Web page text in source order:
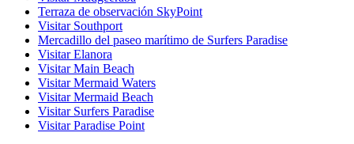
Terraza de observación SkyPoint
Visitar Southport
Mercadillo del paseo marítimo de Surfers Paradise
Visitar Elanora
Visitar Main Beach
Visitar Mermaid Waters
Visitar Mermaid Beach
Visitar Surfers Paradise
Visitar Paradise Point